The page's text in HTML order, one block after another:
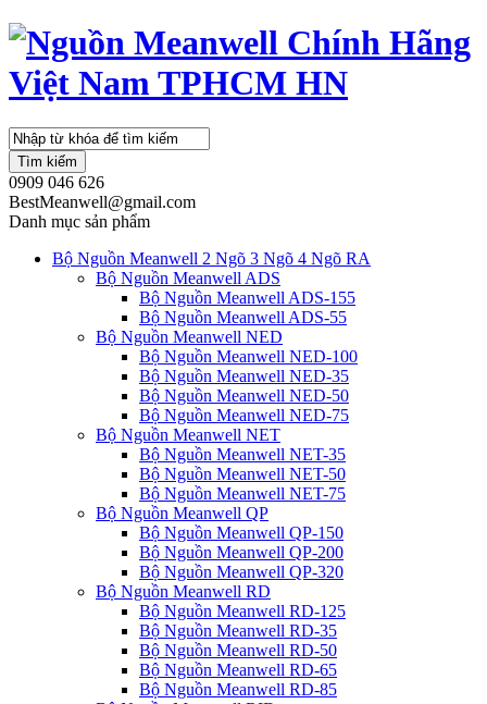
Tìm kiếm
0909 046 626
BestMeanwell@gmail.com
Danh mục sản phẩm
Bộ Nguồn Meanwell 2 Ngõ 3 Ngõ 4 Ngõ RA
Bộ Nguồn Meanwell ADS
Bộ Nguồn Meanwell ADS-155
Bộ Nguồn Meanwell ADS-55
Bộ Nguồn Meanwell NED
Bộ Nguồn Meanwell NED-100
Bộ Nguồn Meanwell NED-35
Bộ Nguồn Meanwell NED-50
Bộ Nguồn Meanwell NED-75
Bộ Nguồn Meanwell NET
Bộ Nguồn Meanwell NET-35
Bộ Nguồn Meanwell NET-50
Bộ Nguồn Meanwell NET-75
Bộ Nguồn Meanwell QP
Bộ Nguồn Meanwell QP-150
Bộ Nguồn Meanwell QP-200
Bộ Nguồn Meanwell QP-320
Bộ Nguồn Meanwell RD
Bộ Nguồn Meanwell RD-125
Bộ Nguồn Meanwell RD-35
Bộ Nguồn Meanwell RD-50
Bộ Nguồn Meanwell RD-65
Bộ Nguồn Meanwell RD-85